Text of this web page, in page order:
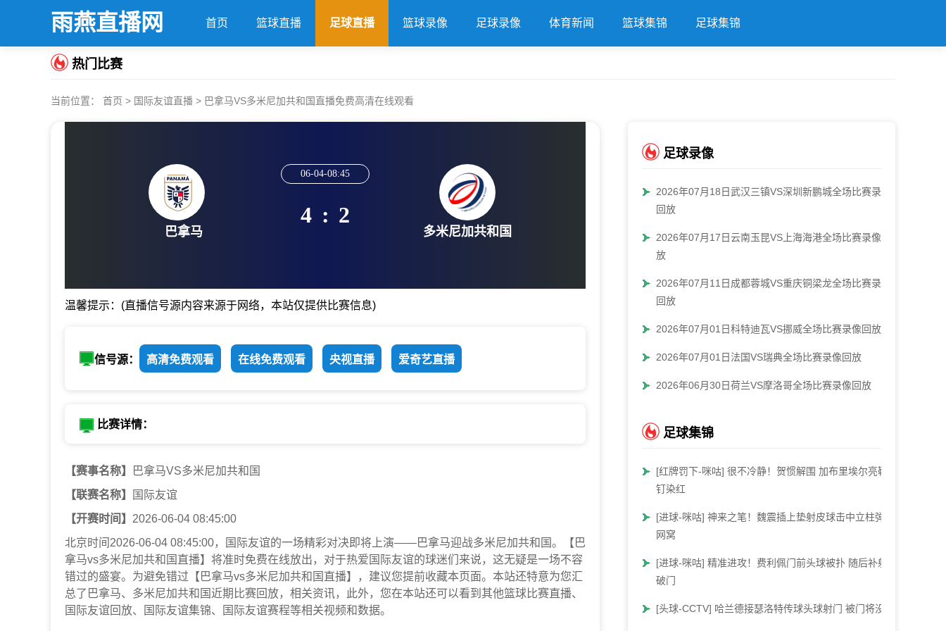
雨燕直播网 首页 篮球直播 足球直播 篮球录像 足球录像 体育新闻 篮球集锦 足球集锦
热门比赛
当前位置： 首页 > 国际友谊直播 > 巴拿马VS多米尼加共和国直播免费高清在线观看
巴拿马
06-04-08:45
4 : 2
多米尼加共和国
温馨提示：(直播信号源内容来源于网络，本站仅提供比赛信息)
信号源： 高清免费观看 在线免费观看 央视直播 爱奇艺直播
比赛详情：
【赛事名称】
巴拿马VS多米尼加共和国
【联赛名称】
国际友谊
【开赛时间】 2026-06-04 08:45:00
北京时间2026-06-04 08:45:00，国际友谊的一场精彩对决即将上演——巴拿马迎战多米尼加共和国。【巴
拿马vs多米尼加共和国直播】将准时免费在线放出，对于热爱国际友谊的球迷们来说，这无疑是一场不容
错过的盛宴。为避免错过【巴拿马vs多米尼加共和国直播】，建议您提前收藏本页面。本站还特意为您汇
总了巴拿马、多米尼加共和国近期比赛回放，相关资讯，此外，您在本站还可以看到其他篮球比赛直播、
国际友谊回放、国际友谊集锦、国际友谊赛程等相关视频和数据。
足球录像
2026年07月18日武汉三镇VS深圳新鹏城全场比赛录像
回放
2026年07月17日云南玉昆VS上海海港全场比赛录像回
放
2026年07月11日成都蓉城VS重庆铜梁龙全场比赛录像
回放
2026年07月01日科特迪瓦VS挪威全场比赛录像回放
2026年07月01日法国VS瑞典全场比赛录像回放
2026年06月30日荷兰VS摩洛哥全场比赛录像回放
足球集锦
[红牌罚下-咪咕] 很不冷静！贺惯解围 加布里埃尔亮鞋
钉染红
[进球-咪咕] 神来之笔！魏震插上垫射皮球击中立柱弹入
网窝
[进球-咪咕] 精准进攻！费利佩门前头球被扑 随后补射
破门
[头球-CCTV] 哈兰德接瑟洛特传球头球射门 被门将没收